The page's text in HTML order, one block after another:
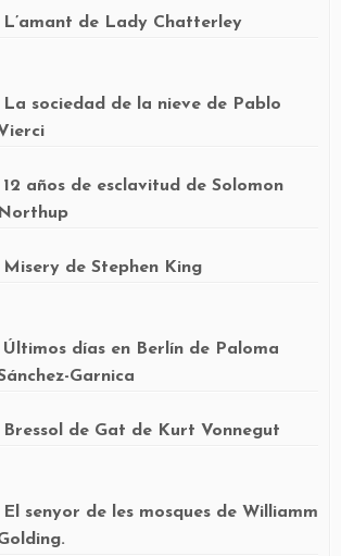
L’amant de Lady Chatterley
La sociedad de la nieve de Pablo
12 años de esclavitud de Solomon
Northup
Misery de Stephen King
Últimos días en Berlín de Paloma
Garnica
Bressol de Gat de Kurt Vonnegut
El senyor de les mosques de Williamm